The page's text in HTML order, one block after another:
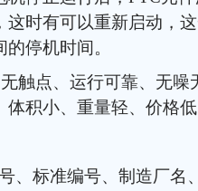
这时有可以重新启动，
停机时间。
触点、运行可靠、无噪
体积小、重量轻、价格
、标准编号、制造厂名